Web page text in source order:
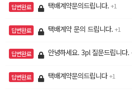
답변완료 택배계약문의드립니다. 1
답변완료 택배계약 문의 드립니다. 1
답변완료 안녕하세요. 3pl 질문드립니다.
답변완료 택배계약문의드립니다 1